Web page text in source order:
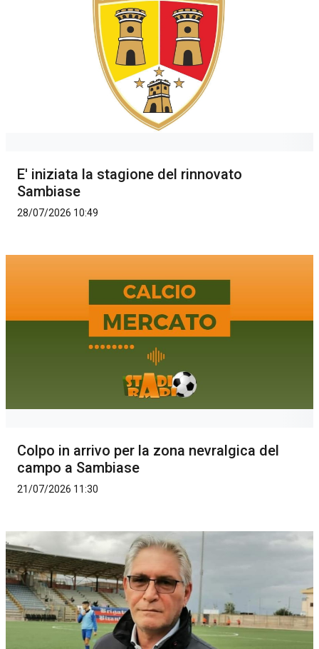
E' iniziata la stagione del rinnovato
Sambiase
28/07/2026 10:49
Colpo in arrivo per la zona nevralgica del
campo a Sambiase
21/07/2026 11:30